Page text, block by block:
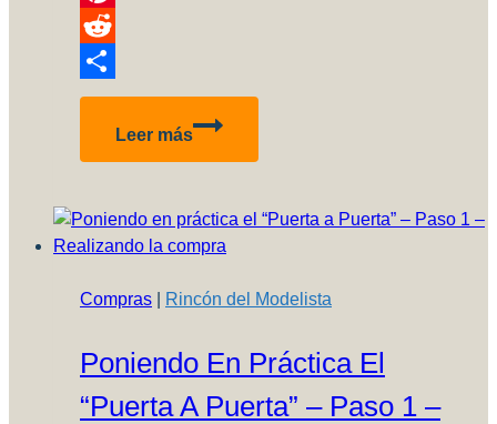
Pinterest
Reddit
Compartir
Leer más
Reglamento
Compras Rincón del Modelista
Poniendo En Práctica El
“Puerta A Puerta” – Paso 1 –